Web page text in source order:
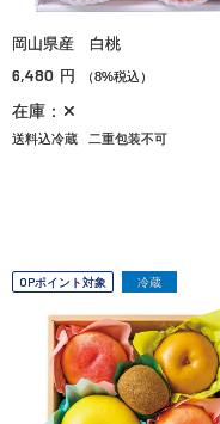
岡山県産 白桃
6,480 円 （8%税込）
在庫：✕
送料込冷蔵 二重包装不可
OPポイント対象 冷蔵